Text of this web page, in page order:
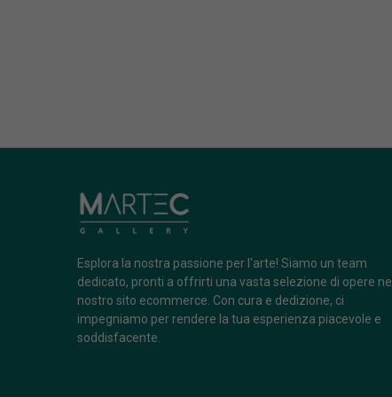
Esplora la nostra passione per l'arte! Siamo un team
dedicato, pronti a offrirti una vasta selezione di opere nel
nostro sito ecommerce. Con cura e dedizione, ci
impegniamo per rendere la tua esperienza piacevole e
soddisfacente.